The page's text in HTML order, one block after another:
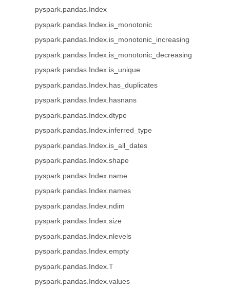
pyspark.pandas.Index
pyspark.pandas.Index.is_monotonic
pyspark.pandas.Index.is_monotonic_increasing
pyspark.pandas.Index.is_monotonic_decreasing
pyspark.pandas.Index.is_unique
pyspark.pandas.Index.has_duplicates
pyspark.pandas.Index.hasnans
pyspark.pandas.Index.dtype
pyspark.pandas.Index.inferred_type
pyspark.pandas.Index.is_all_dates
pyspark.pandas.Index.shape
pyspark.pandas.Index.name
pyspark.pandas.Index.names
pyspark.pandas.Index.ndim
pyspark.pandas.Index.size
pyspark.pandas.Index.nlevels
pyspark.pandas.Index.empty
pyspark.pandas.Index.T
pyspark.pandas.Index.values